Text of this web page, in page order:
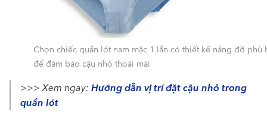
Chọn chiếc quần lót nam mặc 1 lần có thiết kế nâng đỡ phù
để đảm bảo cậu nhỏ thoải mái
>>> Xem ngay: Hướng dẫn vị trí đặt cậu nhỏ trong
quần lót